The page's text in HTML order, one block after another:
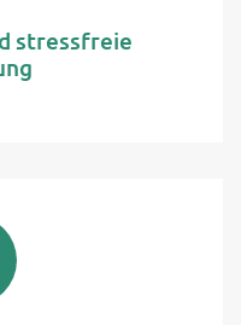
stressfreie